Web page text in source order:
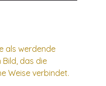
als werdende
das die
Weise verbindet.